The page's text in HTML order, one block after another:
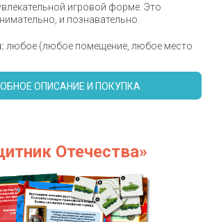
игровой форме. Это
и познавательно.
любое (любое помещение, любое место
ОПИСАНИЕ И ПОКУПКА
Отечества»